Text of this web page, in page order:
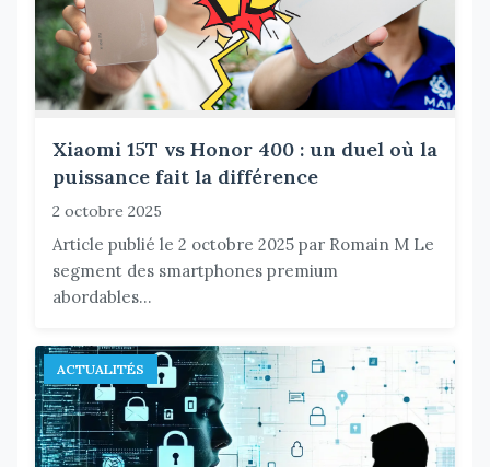
Xiaomi 15T vs Honor 400 : un duel où la
puissance fait la différence
2 octobre 2025
Article publié le 2 octobre 2025 par Romain M Le
segment des smartphones premium
abordables...
ACTUALITÉS